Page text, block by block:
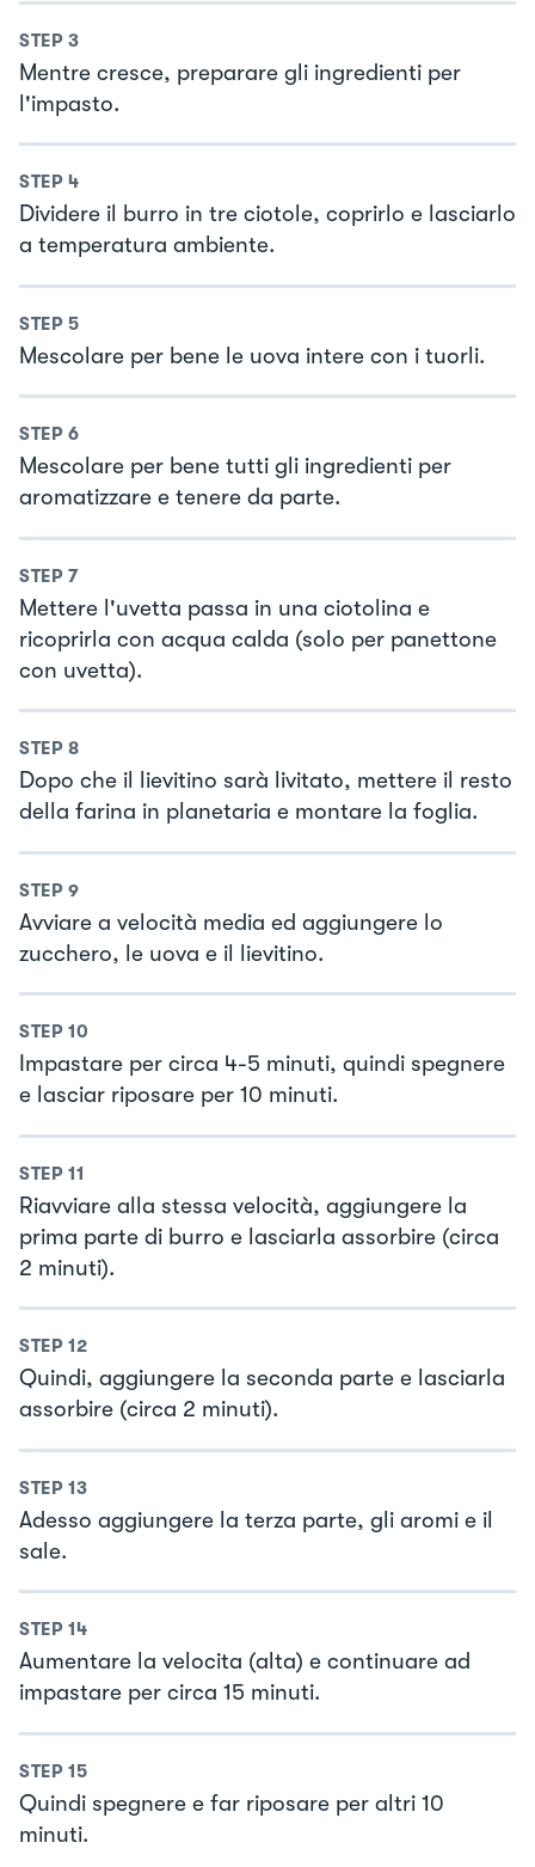
STEP 3
Mentre cresce, preparare gli ingredienti per
l'impasto.
STEP 4
Dividere il burro in tre ciotole, coprirlo e lasciarlo
a temperatura ambiente.
STEP 5
Mescolare per bene le uova intere con i tuorli.
STEP 6
Mescolare per bene tutti gli ingredienti per
aromatizzare e tenere da parte.
STEP 7
Mettere l'uvetta passa in una ciotolina e
ricoprirla con acqua calda (solo per panettone
con uvetta).
STEP 8
Dopo che il lievitino sarà livitato, mettere il resto
della farina in planetaria e montare la foglia.
STEP 9
Avviare a velocità media ed aggiungere lo
zucchero, le uova e il lievitino.
STEP 10
Impastare per circa 4-5 minuti, quindi spegnere
e lasciar riposare per 10 minuti.
STEP 11
Riavviare alla stessa velocità, aggiungere la
prima parte di burro e lasciarla assorbire (circa
2 minuti).
STEP 12
Quindi, aggiungere la seconda parte e lasciarla
assorbire (circa 2 minuti).
STEP 13
Adesso aggiungere la terza parte, gli aromi e il
sale.
STEP 14
Aumentare la velocita (alta) e continuare ad
impastare per circa 15 minuti.
STEP 15
Quindi spegnere e far riposare per altri 10
minuti.